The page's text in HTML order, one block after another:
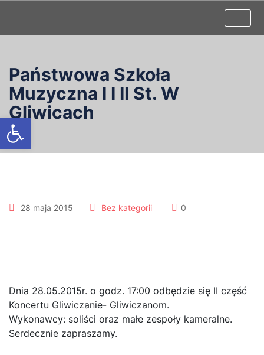
Otwórz pasek narzędzi
Państwowa Szkoła
Muzyczna I I II St. W
Gliwicach
28 maja 2015 Bez kategorii 0
Dnia 28.05.2015r. o godz. 17:00 odbędzie się II część
Koncertu Gliwiczanie- Gliwiczanom.
Wykonawcy: soliści oraz małe zespoły kameralne.
Serdecznie zapraszamy.